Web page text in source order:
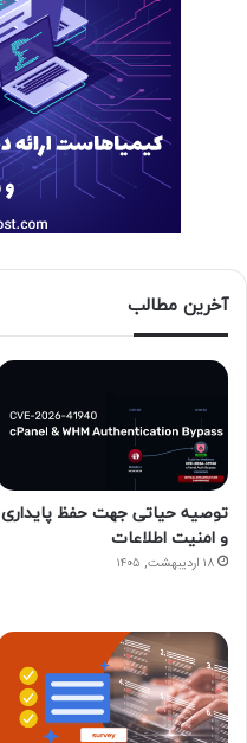
آخرین مطالب
توصیه حیاتی جهت حفظ پایداری
و امنیت اطلاعات
۱۸ اردیبهشت, ۱۴۰۵